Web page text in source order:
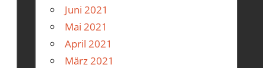
Juni 2021
Mai 2021
April 2021
März 2021